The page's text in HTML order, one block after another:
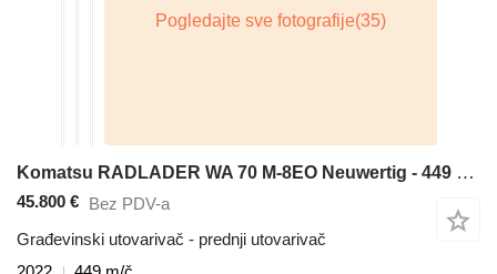
Komatsu RADLADER WA 70 M-8EO Neuwertig - 449 Std
45.800 € Bez PDV-a
Građevinski utovarivač - prednji utovarivač